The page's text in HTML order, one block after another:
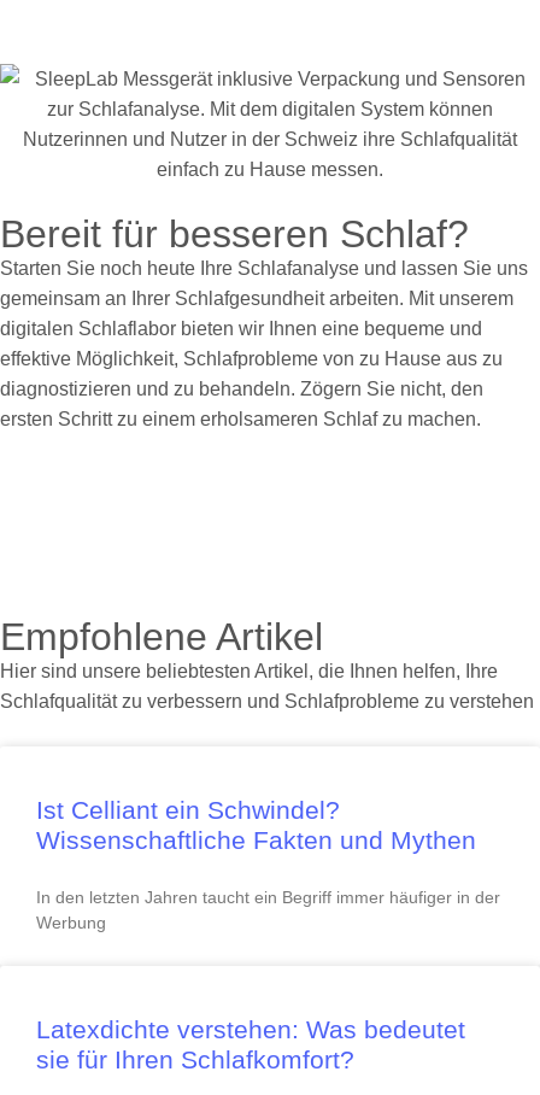
Bereit für besseren Schlaf?
Starten Sie noch heute Ihre Schlafanalyse und lassen Sie uns
gemeinsam an Ihrer Schlafgesundheit arbeiten. Mit unserem
digitalen Schlaflabor bieten wir Ihnen eine bequeme und
effektive Möglichkeit, Schlafprobleme von zu Hause aus zu
diagnostizieren und zu behandeln. Zögern Sie nicht, den
ersten Schritt zu einem erholsameren Schlaf zu machen.
Empfohlene Artikel
Hier sind unsere beliebtesten Artikel, die Ihnen helfen, Ihre
Schlafqualität zu verbessern und Schlafprobleme zu verstehen
Ist Celliant ein Schwindel?
Wissenschaftliche Fakten und Mythen
In den letzten Jahren taucht ein Begriff immer häufiger in der
Werbung
Latexdichte verstehen: Was bedeutet
sie für Ihren Schlafkomfort?